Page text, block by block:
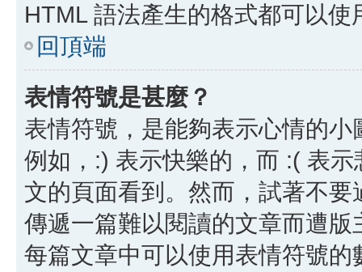
HTML 語法產生的格式都可以
回頂端
表情符號是甚麼？
表情符號，是能夠表示心情的
例如，:) 表示快樂的，而 :( 表
文的頁面看到。然而，試著不
傳遞一篇難以閱讀的文章而遭
每篇文章中可以使用表情符號的